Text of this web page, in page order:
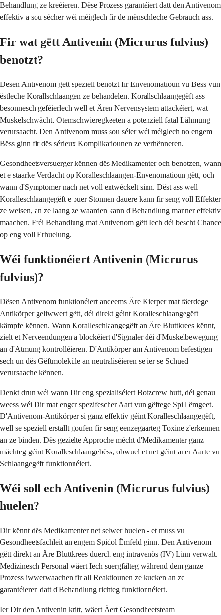
Behandlung ze kreéieren. Dëse Prozess garantéiert datt den Antivenom
effektiv a sou sécher wéi méiglech fir de mënschleche Gebrauch ass.
Fir wat gëtt Antivenin (Micrurus fulvius)
benotzt?
Dësen Antivenom gëtt speziell benotzt fir Envenomatioun vu Bëss vun
ëstleche Korallschlaangen ze behandelen. Korallschlaangegëft ass
besonnesch geféierlech well et Ären Nervensystem attackéiert, wat
Muskelschwächt, Otemschwieregkeeten a potenziell fatal Lähmung
verursaacht. Den Antivenom muss sou séier wéi méiglech no engem
Bëss ginn fir dës sérieux Komplikatiounen ze verhënneren.
Gesondheetsversuerger kënnen dës Medikamenter och benotzen, wann
et e staarke Verdacht op Koralleschlaangen-Envenomatioun gëtt, och
wann d'Symptomer nach net voll entwéckelt sinn. Dëst ass well
Koralleschlaangegëft e puer Stonnen dauere kann fir seng voll Effekter
ze weisen, an ze laang ze waarden kann d'Behandlung manner effektiv
maachen. Fréi Behandlung mat Antivenom gëtt Iech déi bescht Chance
op eng voll Erhuelung.
Wéi funktionéiert Antivenin (Micrurus
fulvius)?
Dësen Antivenom funktionéiert andeems Äre Kierper mat fäerdege
Antikörper geliwwert gëtt, déi direkt géint Koralleschlaangegëft
kämpfe kënnen. Wann Koralleschlaangegëft an Äre Bluttkrees kënnt,
zielt et Nerveendungen a blockéiert d'Signaler déi d'Muskelbewegung
an d'Atmung kontrolléieren. D'Antikörper am Antivenom befestigen
sech un dës Gëftmoleküle an neutraliséieren se ier se Schued
verursaache kënnen.
Denkt drun wéi wann Dir eng spezialiséiert Botzcrew hutt, déi genau
weess wéi Dir mat enger spezifescher Aart vun gëftege Spill ëmgeet.
D'Antivenom-Antikörper si ganz effektiv géint Koralleschlaangegëft,
well se speziell erstallt goufen fir seng eenzegaarteg Toxine z'erkennen
an ze binden. Dës gezielte Approche mécht d'Medikamenter ganz
mächteg géint Koralleschlaangebëss, obwuel et net géint aner Aarte vu
Schlaangegëft funktionnéiert.
Wéi soll ech Antivenin (Micrurus fulvius)
huelen?
Dir kënnt dës Medikamenter net selwer huelen - et muss vu
Gesondheetsfachleit an engem Spidol Ëmfeld ginn. Den Antivenom
gëtt direkt an Äre Bluttkrees duerch eng intravenös (IV) Linn verwalt.
Medizinesch Personal wäert Iech suergfälteg während dem ganze
Prozess iwwerwaachen fir all Reaktiounen ze kucken an ze
garantéieren datt d'Behandlung richteg funktionnéiert.
Ier Dir den Antivenin kritt, wäert Äert Gesondheetsteam